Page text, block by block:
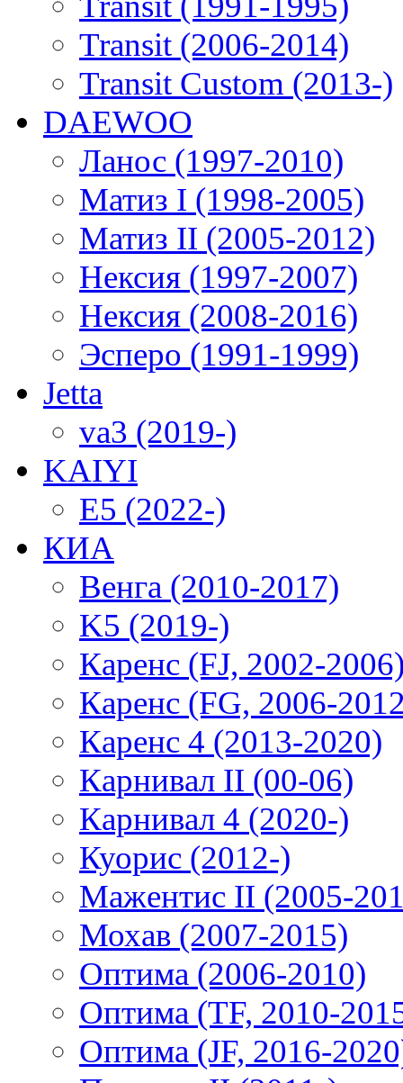
Transit (2006-2014)
Transit Custom (2013-)
DAEWOO
Ланос (1997-2010)
Матиз I (1998-2005)
Матиз II (2005-2012)
Нексия (1997-2007)
Нексия (2008-2016)
Эсперо (1991-1999)
Jetta
va3 (2019-)
KAIYI
E5 (2022-)
КИА
Венга (2010-2017)
K5 (2019-)
Каренс (FJ, 2002-
Каренс (FG, 2006-
Каренс 4 (2013-2020)
Карнивал II (00-06)
Карнивал 4 (2020-)
Куорис (2012-)
Мажентис II (2005-
Мохав (2007-2015)
Оптима (2006-2010)
Оптима (TF, 2010-
Оптима (JF, 2016-